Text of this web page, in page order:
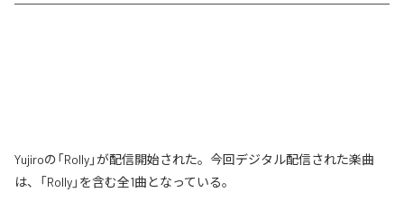
Yujiroの「Rolly」が配信開始された。今回デジタル配信された楽曲
は、「Rolly」を含む全1曲となっている。